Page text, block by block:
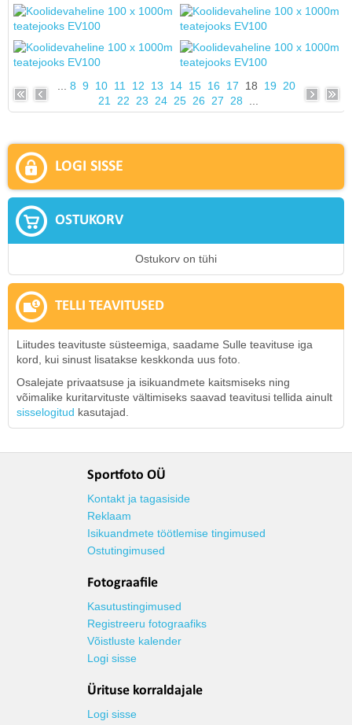
...8 9 10 11 12 13 14 15 16 17 18 19
20
21
22 23 24 25 26 27 28
LOGI SISSE
OSTUKORV
Ostukorv on tühi
TELLI TEAVITUSED
Liitudes teavituste süsteemiga, saadame Sulle teavituse iga
kord, kui sinust lisatakse keskkonda uus foto.
Osalejate privaatsuse ja isikuandmete kaitsmiseks ning
võimalike kuritarvituste vältimiseks saavad teavitusi tellida ainult
sisselogitud kasutajad.
Sportfoto OÜ
Kontakt ja tagasiside
Reklaam
Isikuandmete töötlemise tingimused
Ostutingimused
Fotograafile
Kasutustingimused
Registreeru fotograafiks
Võistluste kalender
Logi sisse
Ürituse korraldajale
Logi sisse